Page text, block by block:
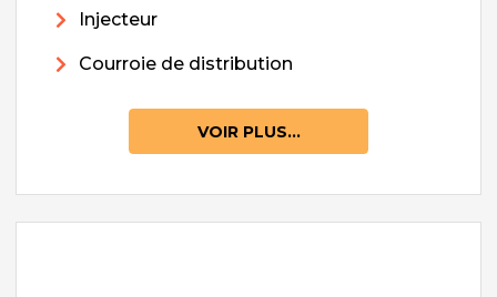
Injecteur
Courroie de distribution
VOIR PLUS...